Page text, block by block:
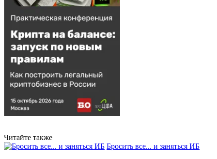
Читайте также
Бросить все... и заняться ИБ